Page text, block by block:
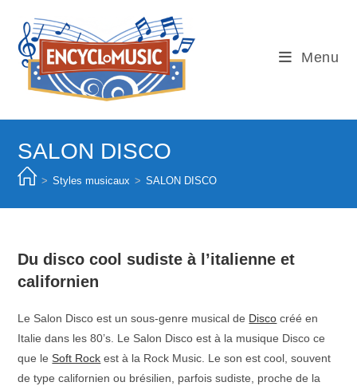
content
Menu
SALON DISCO
> Styles musicaux > SALON DISCO
Du disco cool sudiste à l’italienne et
californien
Le Salon Disco est un sous-genre musical de Disco créé en
Italie dans les 80’s. Le Salon Disco est à la musique Disco ce
que leSoft Rock est à la Rock Music. Le son est cool, souvent
de type californien ou brésilien, parfois sudiste, proche de la